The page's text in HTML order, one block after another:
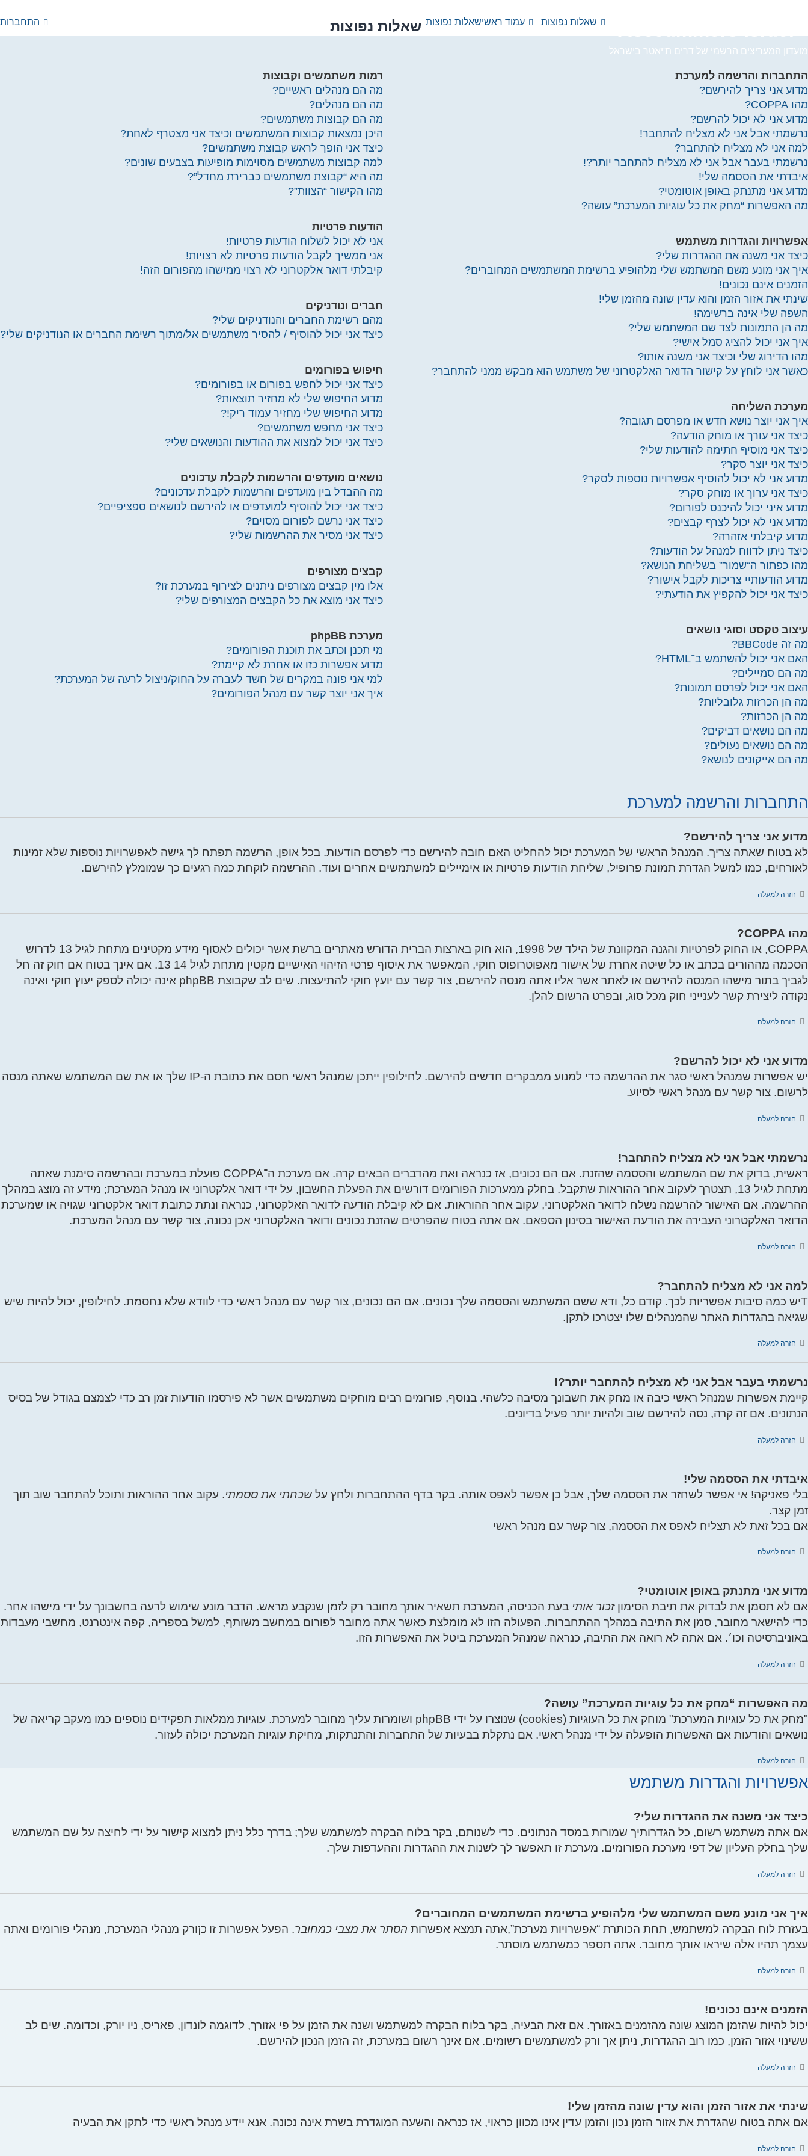
YtseJammers Israel
מועדון המעריצים הרשמי של דרים ת'יאטר בישראל
שאלות נפוצות התחברות עמוד ראשישאלות נפוצות שאלות נפוצות
התחברות והרשמה למערכת
מדוע אני צריך להירשם?
מהו COPPA?
מדוע אני לא יכול להרשם?
נרשמתי אבל אני לא מצליח להתחבר!
למה אני לא מצליח להתחבר?
נרשמתי בעבר אבל אני לא מצליח להתחבר יותר?!
איבדתי את הססמה שלי!
מדוע אני מתנתק באופן אוטומטי?
מה האפשרות “מחק את כל עוגיות המערכת” עושה?
אפשרויות והגדרות משתמש
כיצד אני משנה את ההגדרות שלי?
איך אני מונע משם המשתמש שלי מלהופיע ברשימת המשתמשים המחוברים?
הזמנים אינם נכונים!
שינתי את אזור הזמן והוא עדין שונה מהזמן שלי!
השפה שלי אינה ברשימה!
מה הן התמונות לצד שם המשתמש שלי?
איך אני יכול להציג סמל אישי?
מהו הדירוג שלי וכיצד אני משנה אותו?
כאשר אני לוחץ על קישור הדואר האלקטרוני של משתמש הוא מבקש ממני להתחבר?
מערכת השליחה
איך אני יוצר נושא חדש או מפרסם תגובה?
כיצד אני עורך או מוחק הודעה?
כיצד אני מוסיף חתימה להודעות שלי?
כיצד אני יוצר סקר?
מדוע אני לא יכול להוסיף אפשרויות נוספות לסקר?
כיצד אני ערוך או מוחק סקר?
מדוע איני יכול להיכנס לפורום?
מדוע אני לא יכול לצרף קבצים?
מדוע קיבלתי אזהרה?
כיצד ניתן לדווח למנהל על הודעות?
מהו כפתור ה“שמור” בשליחת הנושא?
מדוע הודעותיי צריכות לקבל אישור?
כיצד אני יכול להקפיץ את הודעתי?
עיצוב טקסט וסוגי נושאים
מה זה BBCode?
האם אני יכול להשתמש ב־HTML?
מה הם סמיילים?
האם אני יכול לפרסם תמונות?
מה הן הכרזות גלובליות?
מה הן הכרזות?
מה הם נושאים דביקים?
מה הם נושאים נעולים?
מה הם אייקונים לנושא?
רמות משתמשים וקבוצות
מה הם מנהלים ראשיים?
מה הם מנהלים?
מה הם קבוצות משתמשים?
היכן נמצאות קבוצות המשתמשים וכיצד אני מצטרף לאחת?
כיצד אני הופך לראש קבוצת משתמשים?
למה קבוצות משתמשים מסוימות מופיעות בצבעים שונים?
מה היא “קבוצת משתמשים כברירת מחדל”?
מהו הקישור “הצוות”?
הודעות פרטיות
אני לא יכול לשלוח הודעות פרטיות!
אני ממשיך לקבל הודעות פרטיות לא רצויות!
קיבלתי דואר אלקטרוני לא רצוי ממישהו מהפורום הזה!
חברים ונודניקים
מהם רשימת החברים והנודניקים שלי?
כיצד אני יכול להוסיף / להסיר משתמשים אל/מתוך רשימת החברים או הנודניקים שלי?
חיפוש בפורומים
כיצד אני יכול לחפש בפורום או בפורומים?
מדוע החיפוש שלי לא מחזיר תוצאות?
מדוע החיפוש שלי מחזיר עמוד ריק!?
כיצד אני מחפש משתמשים?
כיצד אני יכול למצוא את ההודעות והנושאים שלי?
נושאים מועדפים והרשמות לקבלת עדכונים
מה ההבדל בין מועדפים והרשמות לקבלת עדכונים?
כיצד אני יכול להוסיף למועדפים או להירשם לנושאים ספציפיים?
כיצד אני נרשם לפורום מסוים?
כיצד אני מסיר את ההרשמות שלי?
קבצים מצורפים
אלו מין קבצים מצורפים ניתנים לצירוף במערכת זו?
כיצד אני מוצא את כל הקבצים המצורפים שלי?
מערכת phpBB
מי תכנן וכתב את תוכנת הפורומים?
מדוע אפשרות כזו או אחרת לא קיימת?
למי אני פונה במקרים של חשד לעברה על החוק/ניצול לרעה של המערכת?
איך אני יוצר קשר עם מנהל הפורומים?
התחברות והרשמה למערכת
מדוע אני צריך להירשם?
לא בטוח שאתה צריך. המנהל הראשי של המערכת יכול להחליט האם חובה להירשם כדי לפרסם הודעות. בכל אופן, הרשמה תפתח לך גישה לאפשרויות נוספות שלא זמינות
לאורחים, כמו למשל הגדרת תמונת פרופיל, שליחת הודעות פרטיות או אימיילים למשתמשים אחרים ועוד. ההרשמה לוקחת כמה רגעים כך שמומלץ להירשם.
חזרה למעלה
מהו COPPA?
COPPA, או החוק לפרטיות והגנה המקוונת של הילד של 1998, הוא חוק בארצות הברית הדורש מאתרים ברשת אשר יכולים לאסוף מידע מקטינים מתחת לגיל 13 לדרוש
הסכמה מההורים בכתב או כל שיטה אחרת של אישור מאפוטרופוס חוקי, המאפשר את איסוף פרטי הזיהוי האישיים מקטין מתחת לגיל 14 13. אם אינך בטוח אם חוק זה חל
לגביך בתור מישהו המנסה להירשם או לאתר אשר אליו אתה מנסה להירשם, צור קשר עם יועץ חוקי להתיעצות. שים לב שקבוצת phpBB אינה יכולה לספק יעוץ חוקי ואינה
נקודה ליצירת קשר לענייני חוק מכל סוג, ובפרט הרשום להלן.
חזרה למעלה
מדוע אני לא יכול להרשם?
יש אפשרות שמנהל ראשי סגר את ההרשמה כדי למנוע ממבקרים חדשים להירשם. לחילופין ייתכן שמנהל ראשי חסם את כתובת ה-IP שלך או את שם המשתמש שאתה מנסה
לרשום. צור קשר עם מנהל ראשי לסיוע.
חזרה למעלה
נרשמתי אבל אני לא מצליח להתחבר!
ראשית, בדוק את שם המשתמש והססמה שהזנת. אם הם נכונים, אז כנראה ואת מהדברים הבאים קרה. אם מערכת ה־COPPA פועלת במערכת ובהרשמה סימנת שאתה
מתחת לגיל 13, תצטרך לעקוב אחר ההוראות שתקבל. בחלק ממערכות הפורומים דורשים את הפעלת החשבון, על ידי דואר אלקטרוני או מנהל המערכת; מידע זה מוצג במהלך
ההרשמה. אם האישור להרשמה נשלח לדואר האלקטרוני, עקוב אחר ההוראות. אם לא קיבלת הודעה לדואר האלקטרוני, כנראה ונתת כתובת דואר אלקטרוני שגויה או שמערכת
הדואר האלקטרוני העבירה את הודעת האישור בסינון הספאם. אם אתה בטוח שהפרטים שהזנת נכונים ודואר האלקטרוני אכן נכונה, צור קשר עם מנהל המערכת.
חזרה למעלה
למה אני לא מצליח להתחבר?
Tיש כמה סיבות אפשריות לכך. קודם כל, ודא ששם המשתמש והססמה שלך נכונים. אם הם נכונים, צור קשר עם מנהל ראשי כדי לוודא שלא נחסמת. לחילופין, יכול להיות שיש
שגיאה בהגדרות האתר שהמנהלים שלו יצטרכו לתקן.
חזרה למעלה
נרשמתי בעבר אבל אני לא מצליח להתחבר יותר?!
קיימת אפשרות שמנהל ראשי כיבה או מחק את חשבונך מסיבה כלשהי. בנוסף, פורומים רבים מוחקים משתמשים אשר לא פירסמו הודעות זמן רב כדי לצמצם בגודל של בסיס
הנתונים. אם זה קרה, נסה להירשם שוב ולהיות יותר פעיל בדיונים.
חזרה למעלה
איבדתי את הססמה שלי!
בלי פאניקה! אי אפשר לשחזר את הססמה שלך, אבל כן אפשר לאפס אותה. בקר בדף ההתחברות ולחץ עלשכחתי את ססמתי. עקוב אחר ההוראות ותוכל להתחבר שוב תוך
זמן קצר.
אם בכל זאת לא תצליח לאפס את הססמה, צור קשר עם מנהל ראשי
חזרה למעלה
מדוע אני מתנתק באופן אוטומטי?
אם לא תסמן את לבדוק את תיבת הסימוןזכור אותי בעת הכניסה, המערכת תשאיר אותך מחובר רק לזמן שנקבע מראש. הדבר מונע שימוש לרעה בחשבונך על ידי מישהו אחר.
כדי להישאר מחובר, סמן את התיבה במהלך ההתחברות. הפעולה הזו לא מומלצת כאשר אתה מחובר לפורום במחשב משותף, למשל בספריה, קפה אינטרנט, מחשבי מעבדות
באוניברסיטה וכו׳. אם אתה לא רואה את התיבה, כנראה שמנהל המערכת ביטל את האפשרות הזו.
חזרה למעלה
מה האפשרות “מחק את כל עוגיות המערכת” עושה?
"מחק את כל עוגיות המערכת" מוחק את כל העוגיות (cookies) שנוצרו על ידי phpBB ושומרות עליך מחובר למערכת. עוגיות ממלאות תפקידים נוספים כמו מעקב קריאה של
נושאים והודעות אם האפשרות הופעלה על ידי מנהל ראשי. אם נתקלת בבעיות של התחברות והתנתקות, מחיקת עוגיות המערכת יכולה לעזור.
חזרה למעלה
אפשרויות והגדרות משתמש
כיצד אני משנה את ההגדרות שלי?
אם אתה משתמש רשום, כל הגדרותיך שמורות במסד הנתונים. כדי לשנותם, בקר בלוח הבקרה למשתמש שלך; בדרך כלל ניתן למצוא קישור על ידי לחיצה על שם המשתמש
שלך בחלק העליון של דפי מערכת הפורומים. מערכת זו תאפשר לך לשנות את ההגדרות וההעדפות שלך.
חזרה למעלה
איך אני מונע משם המשתמש שלי מלהופיע ברשימת המשתמשים המחוברים?
בעזרת לוח הבקרה למשתמש, תחת הכותרת “אפשרויות מערכת”,אתה תמצא אפשרות הסתר את מצבי כמחובר. הפעל אפשרות זו כןורק מנהלי המערכת, מנהלי פורומים ואתה
עצמך תהיו אלה שיראו אותך מחובר. אתה תספר כמשתמש מוסתר.
חזרה למעלה
הזמנים אינם נכונים!
יכול להיות שהזמן המוצג שונה מהזמנים באזורך. אם זאת הבעיה, בקר בלוח הבקרה למשתמש ושנה את הזמן על פי אזורך, לדוגמה לונדון, פאריס, ניו יורק, וכדומה. שים לב
ששינוי אזור הזמן, כמו רוב ההגדרות, ניתן אך ורק למשתמשים רשומים. אם אינך רשום במערכת, זה הזמן הנכון להירשם.
חזרה למעלה
שינתי את אזור הזמן והוא עדין שונה מהזמן שלי!
אם אתה בטוח שהגדרת את אזור הזמן נכון והזמן עדין אינו מכוון כראוי, אז כנראה והשעה המוגדרת בשרת אינה נכונה. אנא יידע מנהל ראשי כדי לתקן את הבעיה
חזרה למעלה